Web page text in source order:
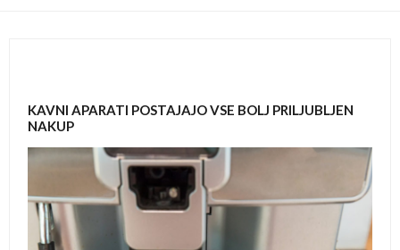
KAVNI APARATI POSTAJAJO VSE BOLJ PRILJUBLJEN
NAKUP